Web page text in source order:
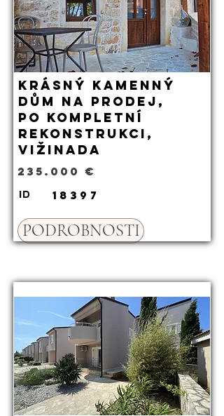
Krásný kamenný
dům na prodej,
po kompletní
rekonstrukci,
Vižinada
235.000 €
ID 18397
PODROBNOSTI